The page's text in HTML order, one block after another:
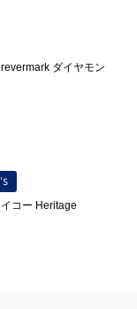
ダイヤモン
コー Heritage